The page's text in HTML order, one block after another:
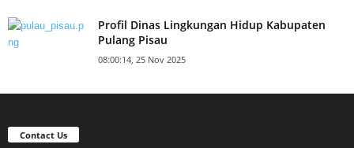
Profil Dinas Lingkungan Hidup Kabupaten
Pulang Pisau
08:00:14, 25 Nov 2025
Contact Us